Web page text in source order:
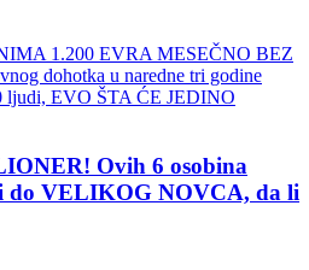
Ovih 6 osobina
do VELIKOG NOVCA, da li